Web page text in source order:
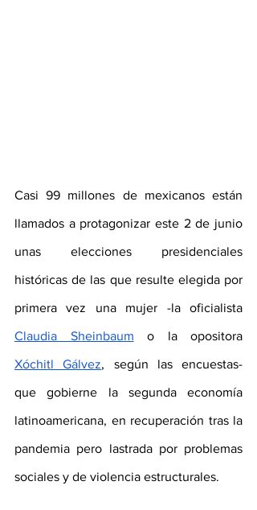
Casi 99 millones de mexicanos están
llamados a protagonizar este 2 de junio
unas elecciones presidenciales
históricas de las que resulte elegida por
Claudia Sheinbaum
Xóchitl Gálvez, según las encuestas-
que gobierne la segunda economía
latinoamericana, en recuperación tras la
pandemia pero lastrada por problemas
sociales y de violencia estructurales.